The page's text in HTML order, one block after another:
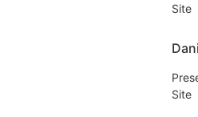
Site
Site